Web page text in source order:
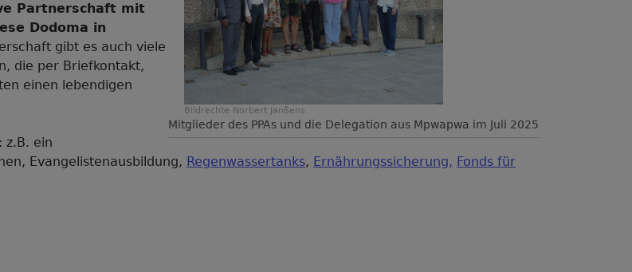
Bildrechte Norbert Janßens
Mitglieder des PPAs und die Delegation aus Mpwapwa im Juli 2025
Partnerschaft mit
Dodoma in
gibt es auch viele
die per Briefkontakt,
einen lebendigen
z.B. ein
Evangelistenausbildung, Regenwassertanks, Ernährungssicherung, Fonds für